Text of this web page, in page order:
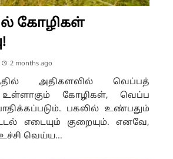
கோழிகள்
2 months ago
அதிகளவில் வெப்பத்
உள்ளாகும் கோழிகள், வெப்ப
பகலில் உண்பதும்
எடையும் குறையும். எனவே,
வெய்ய...